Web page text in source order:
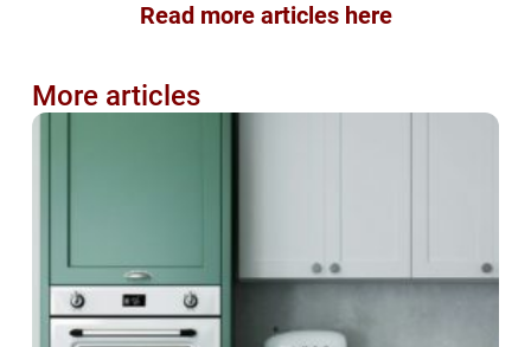
Read more articles here
More articles